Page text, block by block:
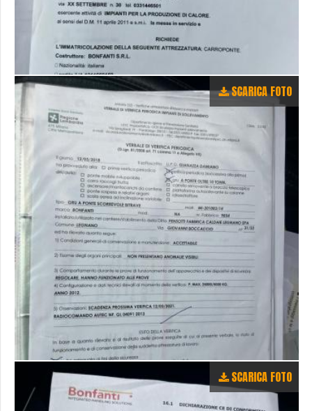
SCARICA FOTO
SCARICA FOTO